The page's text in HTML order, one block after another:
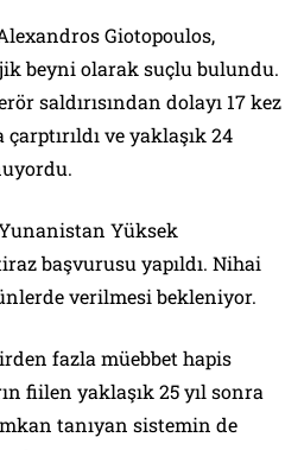
Giotopoulos,
beyni olarak suçlu bulundu.
saldırısından dolayı 17 kez
ve yaklaşık 24
Yüksek
başvurusu yapıldı. Nihai
verilmesi bekleniyor.
fazla müebbet hapis
fiilen yaklaşık 25 yıl sonra
tanıyan sistemin de